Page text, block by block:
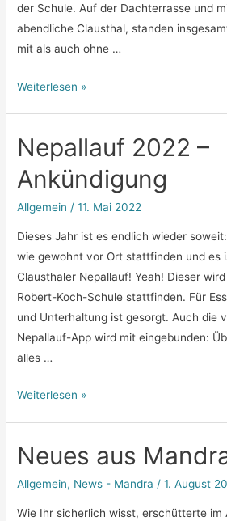
der Schule. Auf der Dachterrasse und
abendliche Clausthal, standen
mit als auch ohne …
TTT
Cocktailabend
der
RKS
Weiterlesen »
Nepallauf 2022 –
Ankündigung
Allgemein /11. Mai 2022
Dieses Jahr ist es endlich wieder
wie gewohnt vor Ort stattfinden und es
Clausthaler Nepallauf! Yeah! Dieser
Robert-Koch-Schule stattfinden. Für
und Unterhaltung ist gesorgt. Auch die
Nepallauf-App wird mit eingebunden:
alles …
Nepallauf
Ankündigung
Weiterlesen »
Neues aus
Allgemein, News - Mandra /1. August
Wie Ihr sicherlich wisst, erschütterte im